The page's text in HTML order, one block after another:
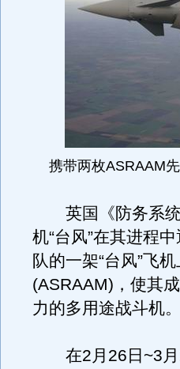
携带两枚ASRAAM
英国《防务系统
机“台风”在其进程
队的一架“台风”飞
(ASRAAM)，使其
力的多用途战斗机。
在2月26日~3月2